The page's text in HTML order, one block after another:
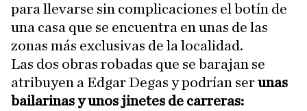
para llevarse sin complicaciones el botín de
una casa que se encuentra en unas de las
zonas más exclusivas de la localidad.
Las dos obras robadas que se barajan se
atribuyen a Edgar Degas y podrían serunas
bailarinas y unos jinetes de carreras: